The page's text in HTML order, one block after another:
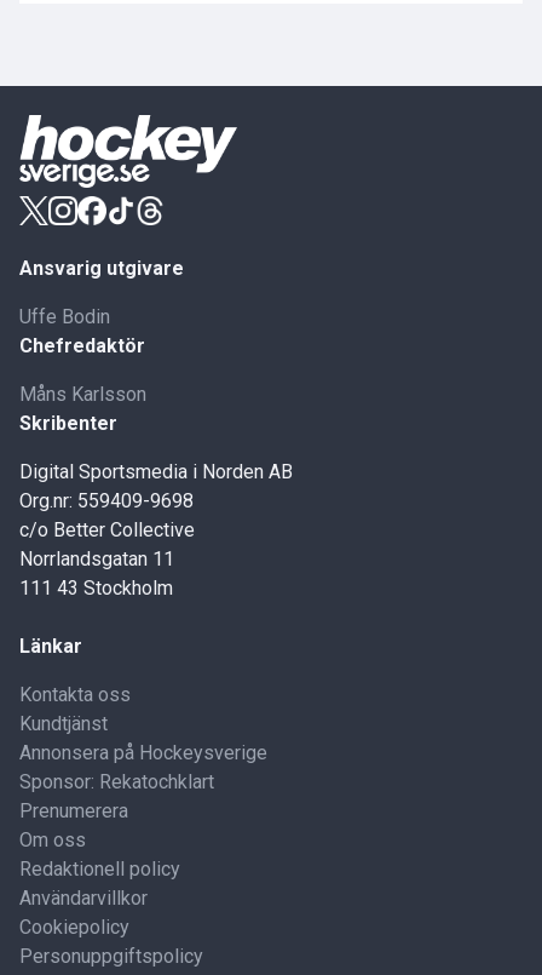
Ansvarig utgivare
Uffe Bodin
Chefredaktör
Måns Karlsson
Skribenter
Digital Sportsmedia i Norden AB
Org.nr: 559409-9698
c/o Better Collective
Norrlandsgatan 11
111 43 Stockholm
Länkar
Kontakta oss
Kundtjänst
Annonsera på Hockeysverige
Sponsor: Rekatochklart
Prenumerera
Om oss
Redaktionell policy
Användarvillkor
Cookiepolicy
Personuppgiftspolicy